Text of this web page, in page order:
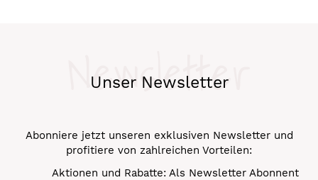
Unser Newsletter
Newsletter
Abonniere jetzt unseren exklusiven Newsletter und
profitiere von zahlreichen Vorteilen:
Aktionen und Rabatte: Als Newsletter Abonnent